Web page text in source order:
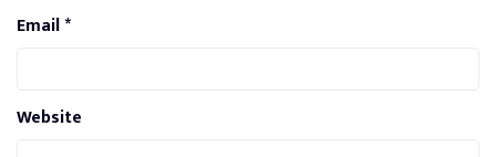
Email*
Website